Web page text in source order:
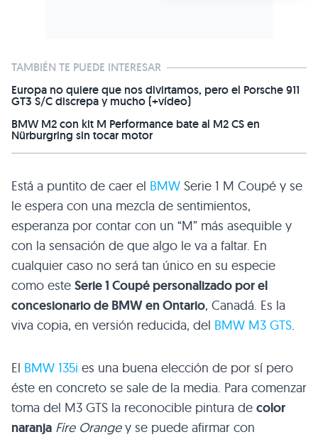
TAMBIÉN TE PUEDE INTERESAR
Europa no quiere que nos divirtamos, pero el Porsche 911
GT3 S/C discrepa y mucho (+vídeo)
BMW M2 con kit M Performance bate al M2 CS en
Nürburgring sin tocar motor
Está a puntito de caer el BMW Serie 1 M Coupé y se
le espera con una mezcla de sentimientos,
esperanza por contar con un “M” más asequible y
con la sensación de que algo le va a faltar. En
cualquier caso no será tan único en su especie
como este Serie 1 Coupé personalizado por el
concesionario de BMWen Ontario, Canadá. Es la
viva copia, en versión reducida, del BMW M3 GTS.
El BMW 135i es una buena elección de por sí pero
éste en concreto se sale de la media. Para comenzar
toma del M3 GTS la reconocible pintura de color
naranja Fire Orangey se puede afirmar con